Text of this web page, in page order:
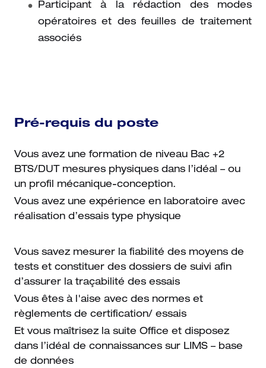
Participant à la rédaction des modes
opératoires et des feuilles de traitement
associés
Pré-requis du poste
Vous avez une formation de niveau Bac +2
BTS/DUT mesures physiques dans l’idéal – ou
un profil mécanique-conception.
Vous avez une expérience en laboratoire avec
réalisation d’essais type physique
Vous savez mesurer la fiabilité des moyens de
tests et constituer des dossiers de suivi afin
d’assurer la traçabilité des essais
Vous êtes à l'aise avec des normes et
règlements de certification/ essais
Et vous maîtrisez la suite Office et disposez
dans l’idéal de connaissances sur LIMS – base
de données